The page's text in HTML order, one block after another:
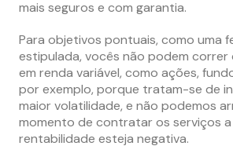
mais seguros e com garantia.
Para objetivos pontuais, como uma
estipulada, vocês não podem
em renda variável, como ações,
por exemplo, porque tratam-se de
maior volatilidade, e não podemos
momento de contratar os serviços a
rentabilidade esteja negativa.